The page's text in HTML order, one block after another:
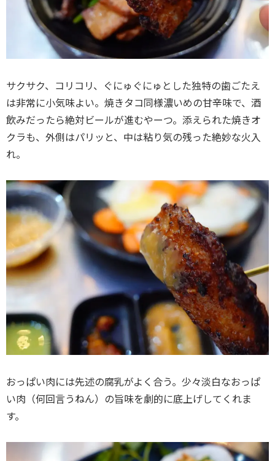
サクサク、コリコリ、ぐにゅぐにゅとした独特の歯ごたえ
は非常に小気味よい。焼きタコ同様濃いめの甘辛味で、酒
飲みだったら絶対ビールが進むやーつ。添えられた焼きオ
クラも、外側はパリッと、中は粘り気の残った絶妙な火入
れ。
おっぱい肉には先述の腐乳がよく合う。少々淡白なおっぱ
い肉（何回言うねん）の旨味を劇的に底上げしてくれま
す。